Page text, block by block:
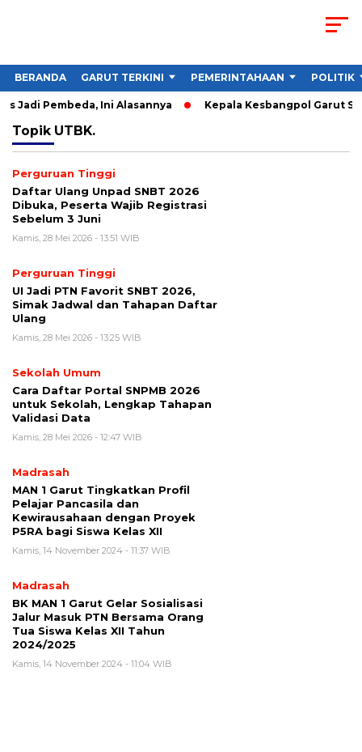
BERANDA GARUT TERKINI PEMERINTAHAAN POLITIK
Jadi Pembeda, Ini Alasannya Kepala Kesbangpol Garut
Topik UTBK.
Perguruan Tinggi
Daftar Ulang Unpad SNBT 2026
Dibuka, Peserta Wajib Registrasi
Sebelum 3 Juni
Kamis, 28 Mei 2026 - 13:51 WIB
Perguruan Tinggi
UI Jadi PTN Favorit SNBT 2026,
Simak Jadwal dan Tahapan Daftar
Ulang
Kamis, 28 Mei 2026 - 13:25 WIB
Sekolah Umum
Cara Daftar Portal SNPMB 2026
untuk Sekolah, Lengkap Tahapan
Validasi Data
Kamis, 28 Mei 2026 - 12:47 WIB
Madrasah
MAN 1 Garut Tingkatkan Profil
Pelajar Pancasila dan
Kewirausahaan dengan Proyek
P5RA bagi Siswa Kelas XII
Kamis, 14 November 2024 - 11:37 WIB
Madrasah
BK MAN 1 Garut Gelar Sosialisasi
Jalur Masuk PTN Bersama Orang
Tua Siswa Kelas XII Tahun
2024/2025
Kamis, 14 November 2024 - 11:04 WIB